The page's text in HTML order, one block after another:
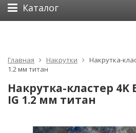
Каталог
Главная Накрутки
Накрутка-
1.2 мм титан
Накрутка-кластер 4K
IG 1.2 мм титан